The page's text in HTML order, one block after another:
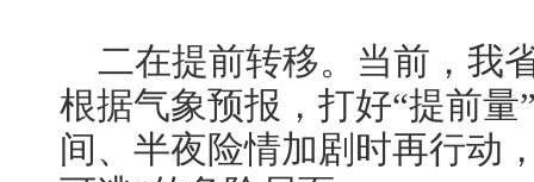
二在提前转移。当前，我
根据气象预报，打好“提前
间、半夜险情加剧时再行动